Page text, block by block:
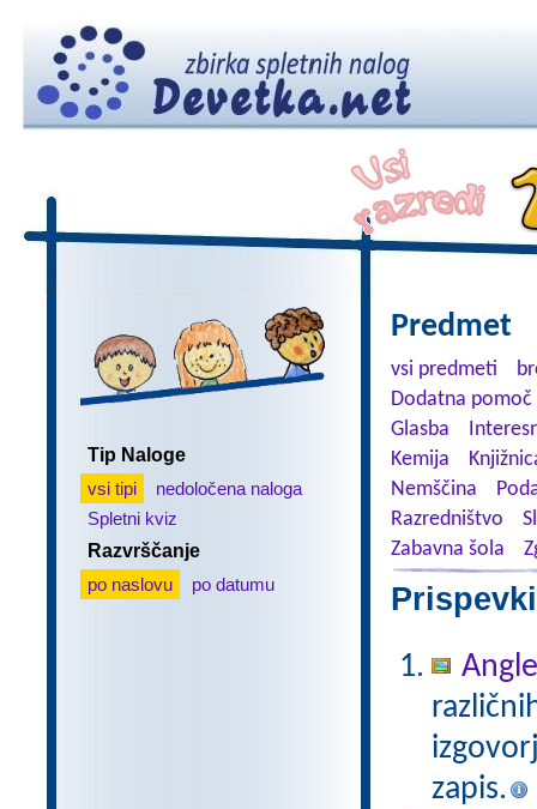
Tip Naloge
vsi tipi
nedoločena naloga
Spletni kviz
Razvrščanje
po naslovu
po datumu
Predmet
vsi predmeti
Dodatna
Glasba
Kemija
Nemščina
Razredništvo
Zabavna šola
zapis.